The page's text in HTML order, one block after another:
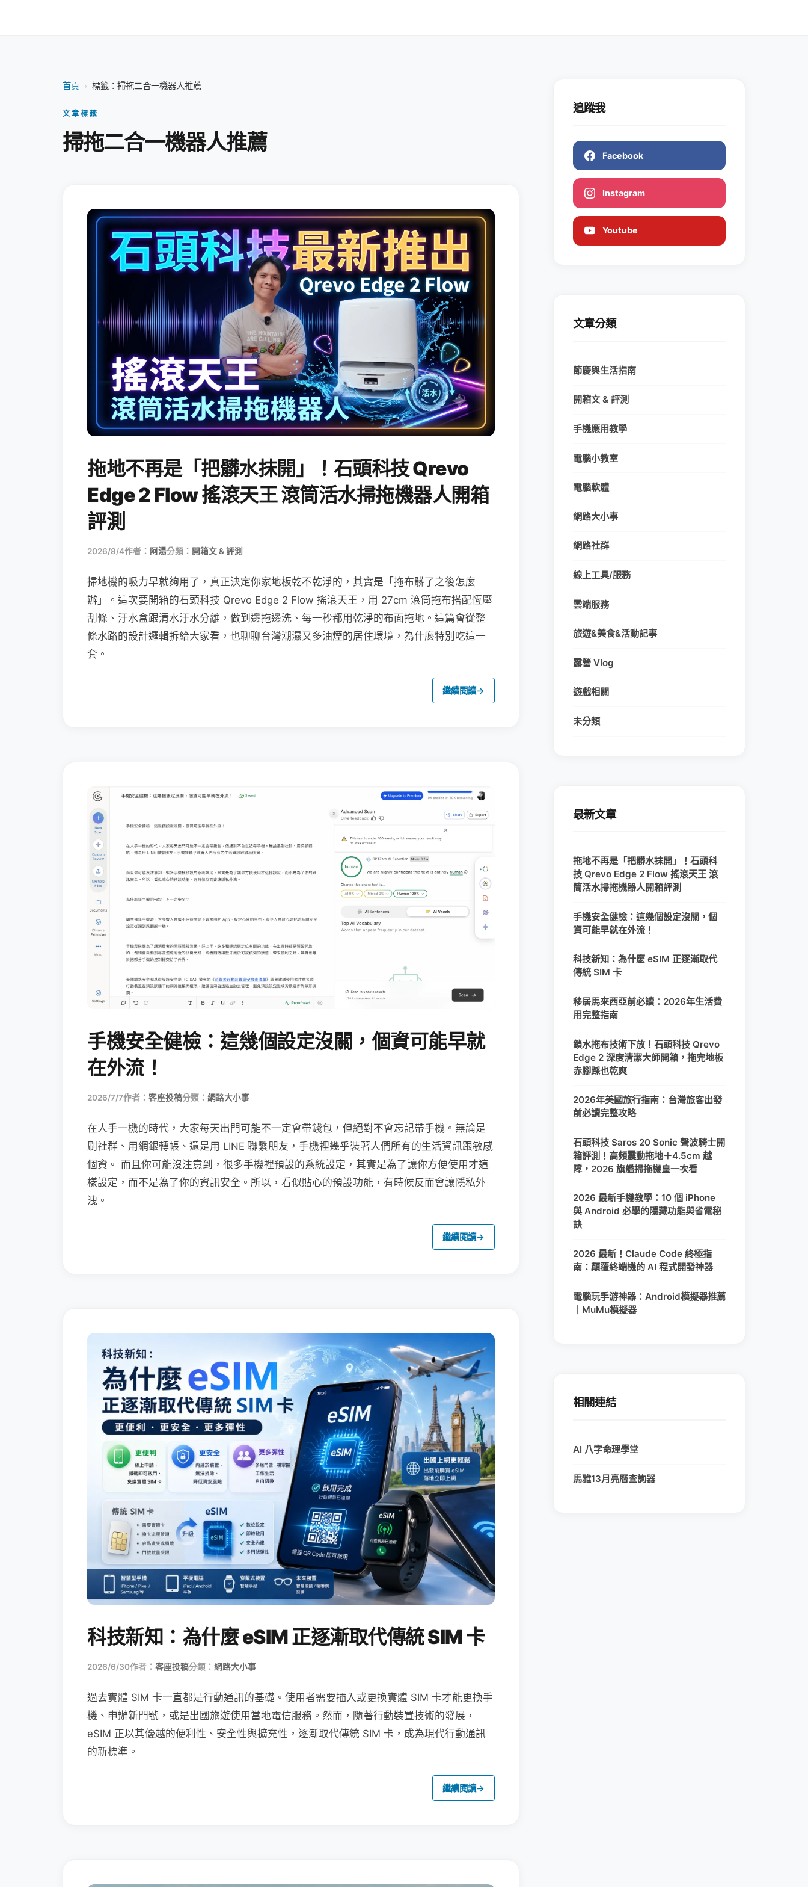
首頁 › 標籤：掃拖二合一機器人推薦
文章標籤
掃拖二合一機器人推薦
拖地不再是「把髒水抹開」！石頭科技 Qrevo
Edge 2 Flow 搖滾天王 滾筒活水掃拖機器人開箱
評測
2026/8/4作者： 阿湯分類： 開箱文 & 評測
掃地機的吸力早就夠用了，真正決定你家地板乾不乾淨的，其實是「拖布髒了之後怎麼
辦」。這次要開箱的石頭科技 Qrevo Edge 2 Flow 搖滾天王，用 27cm 滾筒拖布搭配恆壓
刮條、汙水盒跟清水汙水分離，做到邊拖邊洗、每一秒都用乾淨的布面拖地。這篇會從整
條水路的設計邏輯拆給大家看，也聊聊台灣潮濕又多油煙的居住環境，為什麼特別吃這一
套。
繼續閱讀→
手機安全健檢：這幾個設定沒關，個資可能早就
在外流！
2026/7/7作者： 客座投稿分類： 網路大小事
在人手一機的時代，大家每天出門可能不一定會帶錢包，但絕對不會忘記帶手機。無論是
刷社群、用網銀轉帳、還是用 LINE 聯繫朋友，手機裡幾乎裝著人們所有的生活資訊跟敏感
個資。 而且你可能沒注意到，很多手機裡預設的系統設定，其實是為了讓你方便使用才這
樣設定，而不是為了你的資訊安全。所以，看似貼心的預設功能，有時候反而會讓隱私外
洩。
繼續閱讀→
科技新知：為什麼 eSIM 正逐漸取代傳統 SIM 卡
2026/6/30作者： 客座投稿分類： 網路大小事
過去實體 SIM 卡一直都是行動通訊的基礎。使用者需要插入或更換實體 SIM 卡才能更換手
機、申辦新門號，或是出國旅遊使用當地電信服務。然而，隨著行動裝置技術的發展，
eSIM 正以其優越的便利性、安全性與擴充性，逐漸取代傳統 SIM 卡，成為現代行動通訊
的新標準。
繼續閱讀→
追蹤我
Facebook
Instagram
Youtube
文章分類
節慶與生活指南
開箱文 & 評測
手機應用教學
電腦小教室
電腦軟體
網路大小事
網路社群
線上工具/服務
雲端服務
旅遊&美食&活動記事
露營 Vlog
遊戲相關
未分類
最新文章
拖地不再是「把髒水抹開」！石頭科
技 Qrevo Edge 2 Flow 搖滾天王 滾
筒活水掃拖機器人開箱評測
手機安全健檢：這幾個設定沒關，個
資可能早就在外流！
科技新知：為什麼 eSIM 正逐漸取代
傳統 SIM 卡
移居馬來西亞前必讀：2026年生活費
用完整指南
鎖水拖布技術下放！石頭科技 Qrevo
Edge 2 深度清潔大師開箱，拖完地板
赤腳踩也乾爽
2026年美國旅行指南：台灣旅客出發
前必讀完整攻略
石頭科技 Saros 20 Sonic 聲波騎士開
箱評測！高頻震動拖地＋4.5cm 越
障，2026 旗艦掃拖機皇一次看
2026 最新手機教學：10 個 iPhone
與 Android 必學的隱藏功能與省電秘
訣
2026 最新！Claude Code 終極指
南：顛覆終端機的 AI 程式開發神器
電腦玩手游神器：Android模擬器推薦
｜MuMu模擬器
相關連結
AI 八字命理學堂
馬雅13月亮曆查詢器